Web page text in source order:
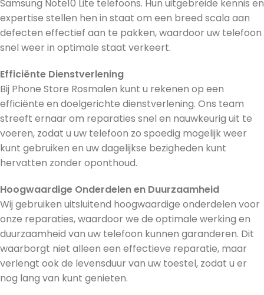
Samsung Note10 Lite telefoons. Hun uitgebreide kennis en
expertise stellen hen in staat om een breed scala aan
defecten effectief aan te pakken, waardoor uw telefoon
snel weer in optimale staat verkeert.
Efficiënte Dienstverlening
Bij Phone Store Rosmalen kunt u rekenen op een
efficiënte en doelgerichte dienstverlening. Ons team
streeft ernaar om reparaties snel en nauwkeurig uit te
voeren, zodat u uw telefoon zo spoedig mogelijk weer
kunt gebruiken en uw dagelijkse bezigheden kunt
hervatten zonder oponthoud.
Hoogwaardige Onderdelen en Duurzaamheid
Wij gebruiken uitsluitend hoogwaardige onderdelen voor
onze reparaties, waardoor we de optimale werking en
duurzaamheid van uw telefoon kunnen garanderen. Dit
waarborgt niet alleen een effectieve reparatie, maar
verlengt ook de levensduur van uw toestel, zodat u er
nog lang van kunt genieten.